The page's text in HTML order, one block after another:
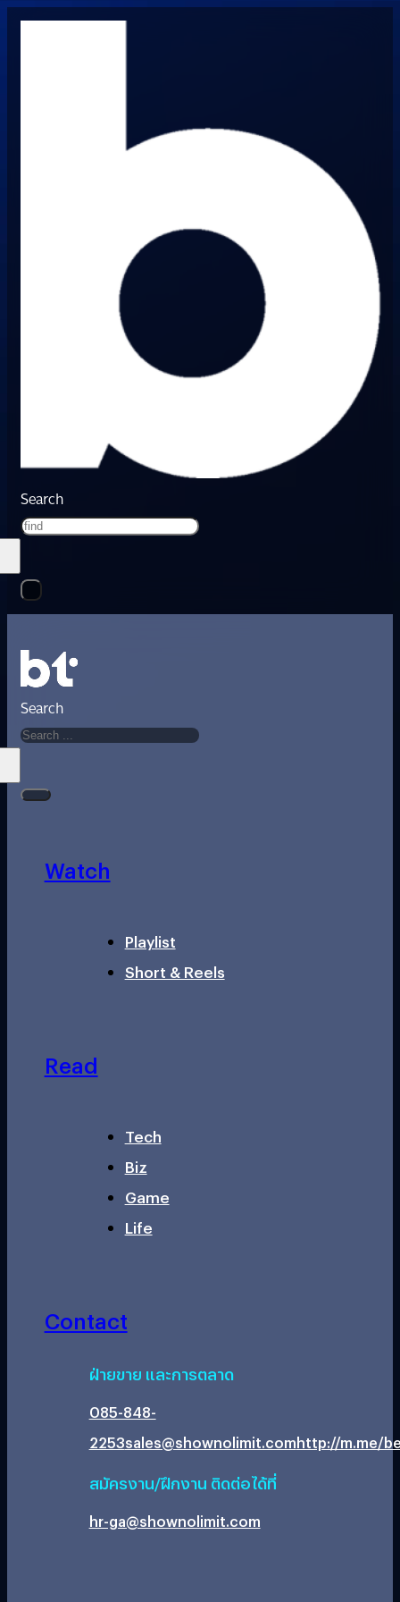
Search
Search
Watch
Playlist
Short & Reels
Read
Tech
Biz
Game
Life
Contact
ฝ่ายขาย และการตลาด
085-848-
2253sales@shownolimit.comhttp://m.me/
สมัครงาน/ฝึกงาน ติดต่อได้ที่
hr-ga@shownolimit.com